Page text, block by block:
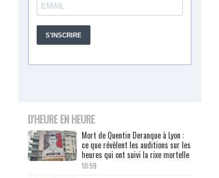
D'HEURE EN HEURE
Mort de Quentin Deranque à Lyon :
ce que révèlent les auditions sur les
heures qui ont suivi la rixe mortelle
10:59